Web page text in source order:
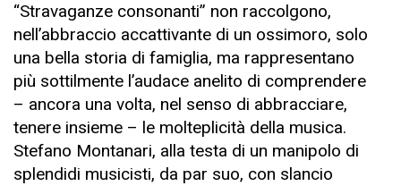
“Stravaganze consonanti” non raccolgono,
nell’abbraccio accattivante di un ossimoro, solo
una bella storia di famiglia, ma rappresentano
più sottilmente l’audace anelito di comprendere
– ancora una volta, nel senso di abbracciare,
tenere insieme – le molteplicità della musica.
Stefano Montanari, alla testa di un manipolo di
splendidi musicisti, da par suo, con slancio